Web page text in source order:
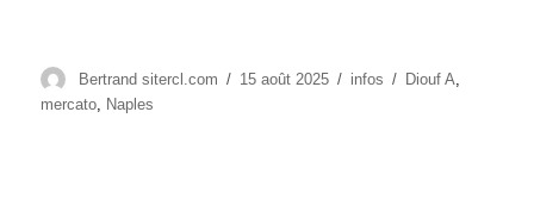
Auteur
Bertrand sitercl.com
Publié
15 août 2025 Catégories
infos Étiquettes
Diouf A
mercato, Naples